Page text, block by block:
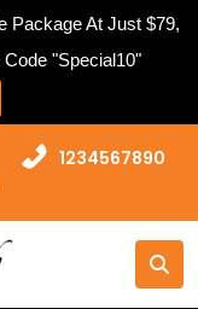
Package At Just $79,
"Special10"
1234567890